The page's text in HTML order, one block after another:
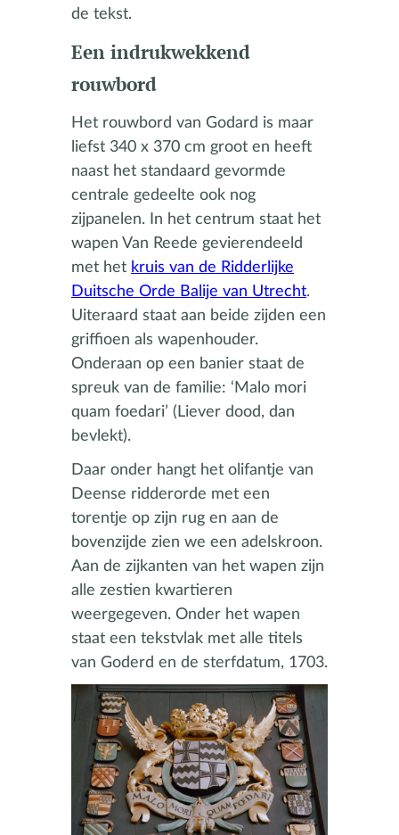
de tekst.
Een indrukwekkend
rouwbord
Het rouwbord van Godard is maar
liefst 340 x 370 cm groot en heeft
naast het standaard gevormde
centrale gedeelte ook nog
zijpanelen. In het centrum staat het
wapen Van Reede gevierendeeld
met het kruis van de Ridderlijke
Duitsche Orde Balije van Utrecht.
Uiteraard staat aan beide zijden een
griffioen als wapenhouder.
Onderaan op een banier staat de
spreuk van de familie: ‘Malo mori
quam foedari’ (Liever dood, dan
bevlekt).
Daar onder hangt het olifantje van
Deense ridderorde met een
torentje op zijn rug en aan de
bovenzijde zien we een adelskroon.
Aan de zijkanten van het wapen zijn
alle zestien kwartieren
weergegeven. Onder het wapen
staat een tekstvlak met alle titels
van Goderd en de sterfdatum, 1703.